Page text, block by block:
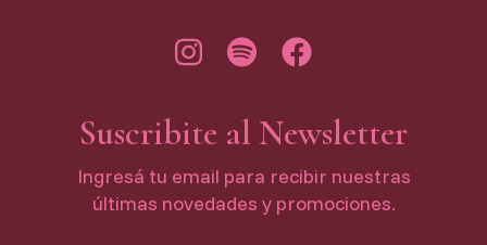
Suscribite al Newsletter
Ingresá tu email para recibir nuestras
últimas novedades y promociones.